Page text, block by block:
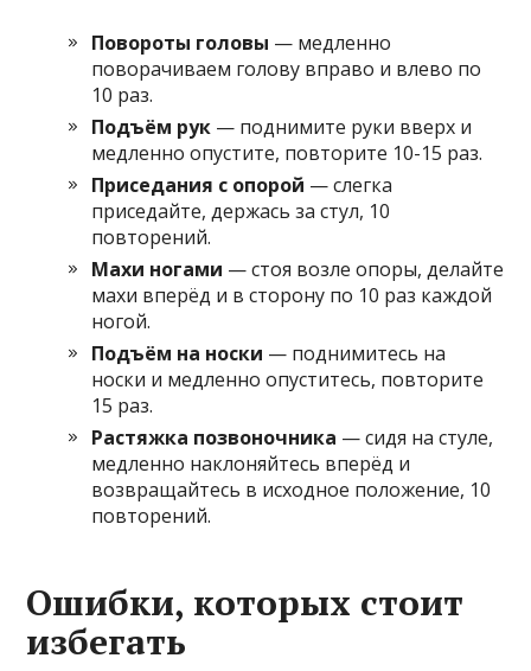
Повороты головы — медленно
поворачиваем голову вправо и влево по
10 раз.
Подъём рук — поднимите руки вверх и
медленно опустите, повторите 10-15 раз.
Приседания с опорой — слегка
приседайте, держась за стул, 10
повторений.
Махи ногами — стоя возле опоры, делайте
махи вперёд и в сторону по 10 раз каждой
ногой.
Подъём на носки — поднимитесь на
носки и медленно опуститесь, повторите
15 раз.
Растяжка позвоночника — сидя на стуле,
медленно наклоняйтесь вперёд и
возвращайтесь в исходное положение, 10
повторений.
Ошибки, которых стоит
избегать